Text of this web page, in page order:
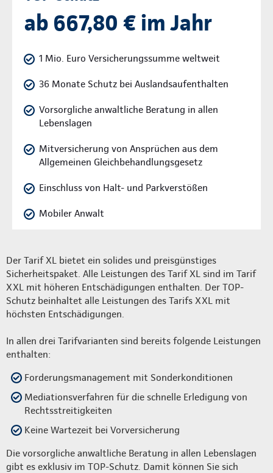
ab 667,80 € im Jahr
1 Mio. Euro Versicherungssumme weltweit
36 Monate Schutz bei Auslandsaufenthalten
Vorsorgliche anwaltliche Beratung in allen
Lebenslagen
Mitversicherung von Ansprüchen aus dem
Allgemeinen Gleichbehandlungsgesetz
Einschluss von Halt- und Parkverstößen
Mobiler Anwalt
Der Tarif XL bietet ein solides und preisgünstiges
Sicherheitspaket. Alle Leistungen des Tarif XL sind im Tarif
XXL mit höheren Entschädigungen enthalten. Der TOP-
Schutz beinhaltet alle Leistungen des Tarifs XXL mit
höchsten Entschädigungen.
In allen drei Tarifvarianten sind bereits folgende Leistungen
enthalten:
Forderungsmanagement mit Sonderkonditionen
Mediationsverfahren für die schnelle Erledigung von
Rechtsstreitigkeiten
Keine Wartezeit bei Vorversicherung
Die vorsorgliche anwaltliche Beratung in allen Lebenslagen
gibt es exklusiv im TOP-Schutz. Damit können Sie sich